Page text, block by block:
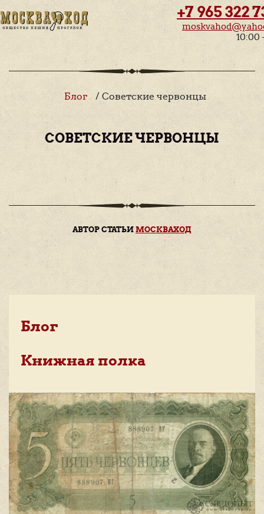
+7 965 322
10:00
Блог / Советские червонцы
СОВЕТСКИЕ ЧЕРВОНЦЫ
АВТОР СТАТЬИМОСКВАХОД
Блог
Книжная полка